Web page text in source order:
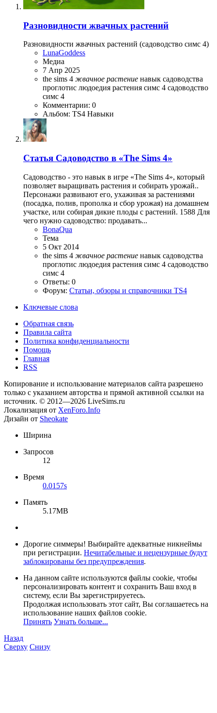
Разновидности жвачных растений
Разновидности жвачных растений (садоводство симс 4)
LunaGoddess
Медиа
7 Апр 2025
the sims 4 жвачное растение навык садоводства
проглотис людоедия растения симс 4 садоводство
симс 4
Комментарии: 0
Альбом: TS4 Навыки
Статья Садоводство в «The Sims 4»
Садоводство - это навык в игре «The Sims 4», который
позволяет выращивать растения и собирать урожай..
Персонажи развивают его, ухаживая за растениями
(посадка, полив, прополка и сбор урожая) на домашнем
участке, или собирая дикие плоды с растений. 1588 Для
чего нужно садоводство: продавать...
BonaQua
Тема
5 Окт 2014
the sims 4 жвачное растение навык садоводства
проглотис людоедия растения симс 4 садоводство
симс 4
Ответы: 0
Форум: Статьи, обзоры и справочники TS4
Ключевые слова
Обратная связь
Правила сайта
Политика конфиденциальности
Помощь
Главная
RSS
Копирование и использование материалов сайта разрешено
только с указанием авторства и прямой активной ссылки на
источник. © 2012—2026 LiveSims.ru
Локализация от XenForo.Info
Дизайн от Sheokate
Ширина
Запросов
12
Время
0.0157s
Память
5.17MB
Дорогие симмеры! Выбирайте адекватные никнеймы
при регистрации. Нечитабельные и нецензурные будут
заблокированы без предупреждения.
На данном сайте используются файлы cookie, чтобы
персонализировать контент и сохранить Ваш вход в
систему, если Вы зарегистрируетесь.
Продолжая использовать этот сайт, Вы соглашаетесь на
использование наших файлов cookie.
Принять Узнать больше...
Назад
Сверху Снизу